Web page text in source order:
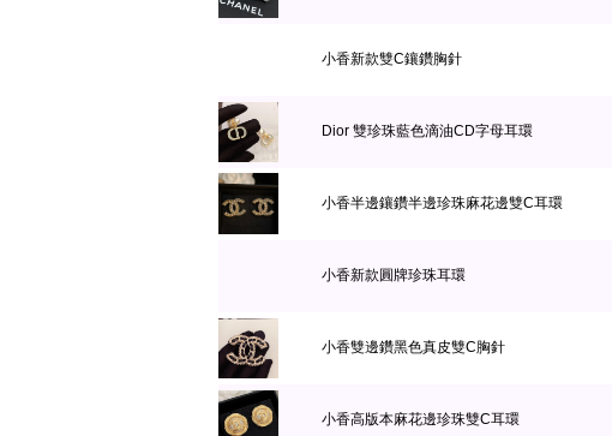
小香新款雙C鑲鑽胸針
Dior 雙珍珠藍色滴油CD字母耳環
小香半邊鑲鑽半邊珍珠麻花邊雙C耳環
小香新款圓牌珍珠耳環
小香雙邊鑽黑色真皮雙C胸針
小香高版本麻花邊珍珠雙C耳環